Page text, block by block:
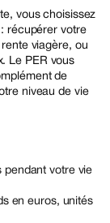
vous choisissez
récupérer votre
viagère, ou
Le PER vous
de
niveau de vie
pendant votre vie
en euros, unités